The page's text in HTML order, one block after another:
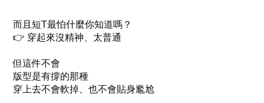
而且短T最怕什麼你知道嗎？
👉 穿起來沒精神、太普通
但這件不會
版型是有撐的那種
穿上去不會軟掉、也不會貼身尷尬